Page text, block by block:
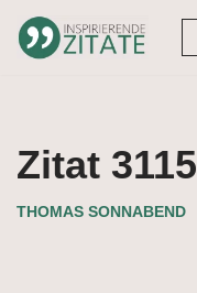
Zum
Zitat 3115
THOMAS SONNABEND